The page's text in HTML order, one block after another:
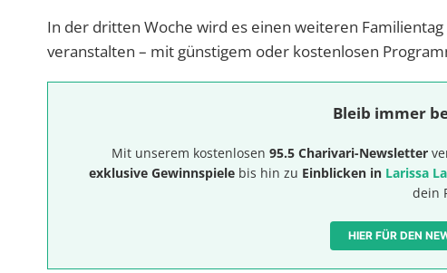
In der dritten Woche wird es einen weiteren
veranstalten – mit günstigem oder kostenlosen
Bleib immer
Mit unserem kostenlosen 95.5 Charivari-Newsletter
exklusive Gewinnspiele bis hin zu Einblicken in Larissa
dein
HIER FÜR DEN